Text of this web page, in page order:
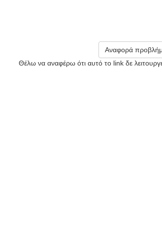
Αναφορά
Θέλω να αναφέρω ότι αυτό το link δε